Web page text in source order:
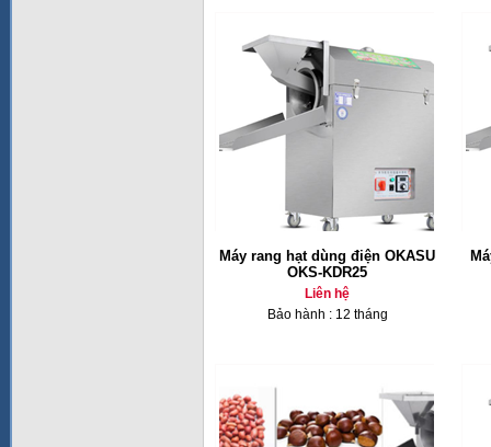
Máy rang hạt dùng điện OKASU
OKS-KDR25
Liên hệ
Bảo hành : 12 tháng